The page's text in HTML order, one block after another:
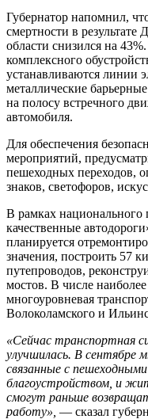
Губернатор напомнил,
смертности в
области снизился на
комплексного
устанавливаются линии
металлические
на полосу встречного
автомобиля.
Для обеспечения
мероприятий,
пешеходных переходов,
знаков, светофоров,
В рамках национального
качественные
планируется
значения, построить 57
путепроводов,
мостов. В числе
многоуровневая
Волоколамского и
«Сейчас транспортная
улучшилась. В сентябре
связанные с
благоустройством, и
смогут раньше
работу», — сказал